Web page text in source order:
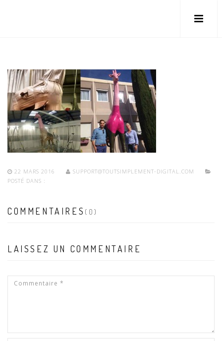
22 MARS 2016
SUPPORT@TOUTSIMPLEMENT-DIGITAL.COM
POSTÉ DANS :
COMMENTAIRES (0)
LAISSEZ UN COMMENTAIRE